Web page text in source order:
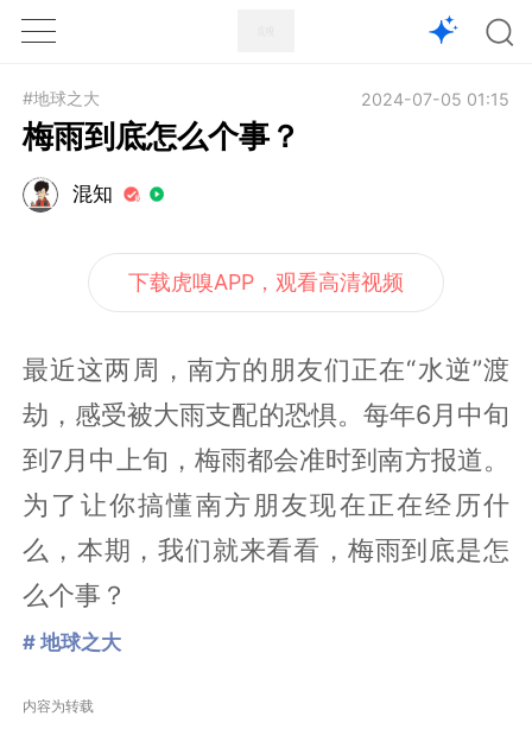
1X
#地球之大 2024-07-05 01:15
梅雨到底怎么个事？
混知
下载虎嗅APP，观看高清视频
最近这两周，南方的朋友们正在“水逆”渡
劫，感受被大雨支配的恐惧。每年6月中旬
到7月中上旬，梅雨都会准时到南方报道。
为了让你搞懂南方朋友现在正在经历什
么，本期，我们就来看看，梅雨到底是怎
么个事？
# 地球之大
内容为转载